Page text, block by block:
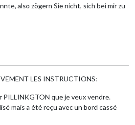
also zögern Sie nicht, sich bei mir zu
LES INSTRUCTIONS:
PILLINKGTON que je veux vendre.
mais a été reçu avec un bord cassé